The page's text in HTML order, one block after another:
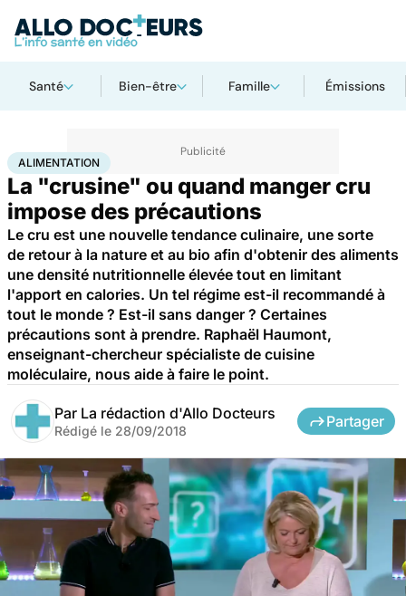
Santé Bien-être Famille Émissions
AccueilBien-être Nutrition Alimentation
ALIMENTATION
La "crusine" ou quand manger cru
impose des précautions
Le cru est une nouvelle tendance culinaire, une sorte
de retour à la nature et au bio afin d'obtenir des aliments
une densité nutritionnelle élevée tout en limitant
l'apport en calories. Un tel régime est-il recommandé à
tout le monde ? Est-il sans danger ? Certaines
précautions sont à prendre. Raphaël Haumont,
enseignant-chercheur spécialiste de cuisine
moléculaire, nous aide à faire le point.
Par La rédaction d'Allo Docteurs
Rédigé le 28/09/2018
Partager